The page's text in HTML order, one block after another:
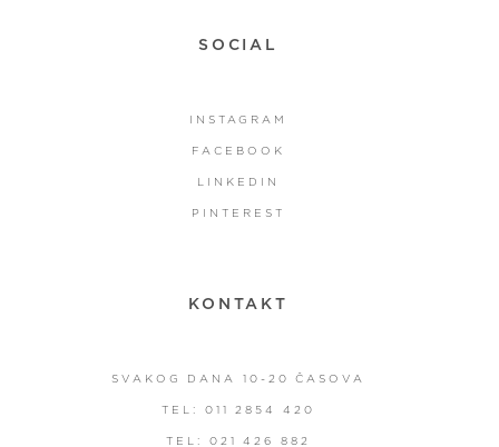
SOCIAL
INSTAGRAM
FACEBOOK
LINKEDIN
PINTEREST
KONTAKT
SVAKOG DANA 10-20 ČASOVA
TEL: 011 2854 420
TEL: 021 426 882